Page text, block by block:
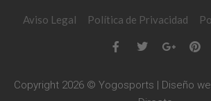
Aviso Legal Política de Privacidad
Copyright 2026 © Yogosports | Diseño